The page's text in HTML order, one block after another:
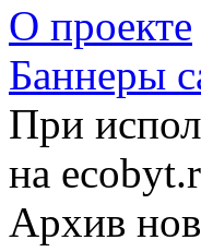
О проекте
Баннеры
При
на
Архив